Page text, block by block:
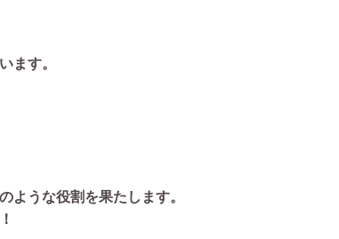
ます。
ような役割を果たします。